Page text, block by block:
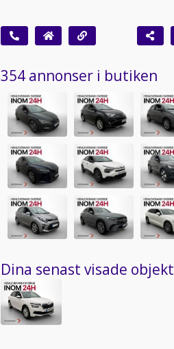
354 annonser i butiken
Dina senast visade objekt